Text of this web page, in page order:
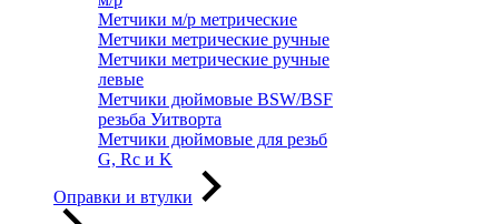
Метчики м/р метрические
Метчики метрические ручные
Метчики метрические ручные
левые
Метчики дюймовые BSW/BSF
резьба Уитворта
Метчики дюймовые для резьб
G, Rc и K
Оправки и втулки